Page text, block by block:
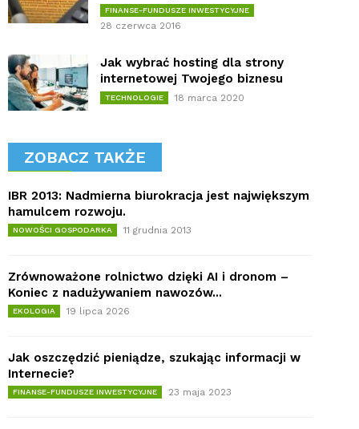
FINANSE-FUNDUSZE INWESTYCYJNE
28 czerwca 2016
Jak wybrać hosting dla strony
internetowej Twojego biznesu
TECHNOLOGIE 18 marca 2020
ZOBACZ TAKŻE
IBR 2013: Nadmierna biurokracja jest największym
hamulcem rozwoju.
NOWOŚCI GOSPODARKA 11 grudnia 2013
Zrównoważone rolnictwo dzięki AI i dronom –
Koniec z nadużywaniem nawozów...
EKOLOGIA 19 lipca 2026
Jak oszczędzić pieniądze, szukając informacji w
Internecie?
FINANSE-FUNDUSZE INWESTYCYJNE 23 maja 2023